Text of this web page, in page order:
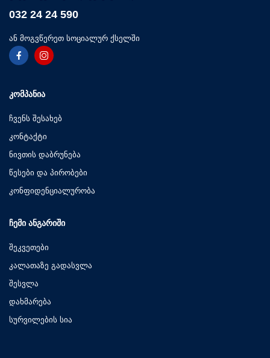
032 24 24 590
ან მოგვწერეთ სოციალურ ქსელში
ᲙᲝᲛᲞᲐᲜᲘᲐ
ჩვენს შესახებ
კონტაქტი
ნივთის დაბრუნება
წესები და პირობები
კონფიდენციალურობა
ᲩᲔᲛᲘ ᲐᲜᲒᲐᲠᲘᲨᲘ
შეკვეთები
კალათაზე გადასვლა
შესვლა
დახმარება
სურვილების სია